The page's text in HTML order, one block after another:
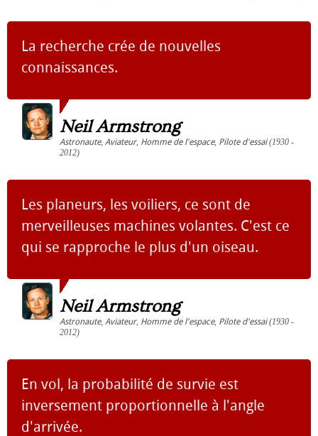
La recherche crée de nouvelles
connaissances.
Neil Armstrong
Astronaute, Aviateur, Homme de l'espace, Pilote d'essai(1930 -
2012)
Les planeurs, les voiliers, ce sont de
merveilleuses machines volantes. C'est ce
qui se rapproche le plus d'un oiseau.
Neil Armstrong
Astronaute, Aviateur, Homme de l'espace, Pilote d'essai(1930 -
2012)
En vol, la probabilité de survie est
inversement proportionnelle à l'angle
d'arrivée.